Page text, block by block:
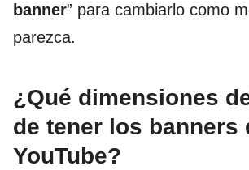
banner” para cambiarlo como
parezca.
¿Qué dimensiones
de tener los banners
YouTube?